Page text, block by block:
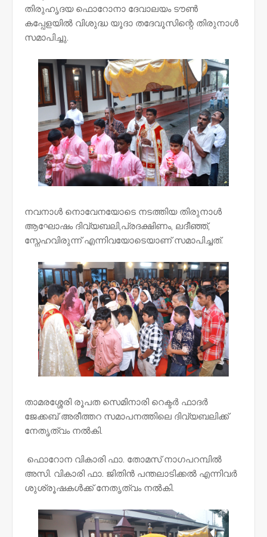
തിരുഹൃദയ ഫൊറോനാ ദേവാലയം ടൗൺ
കപ്പേളയിൽ വിശുദ്ധ യൂദാ തദേവൂസിന്റെ തിരുനാൾ
സമാപിച്ചു.
നവനാൾ നൊവേനയോടെ നടത്തിയ തിരുനാൾ
ആഘോഷം ദിവ്യബലി,പ്രദക്ഷിണം, ലദീഞ്ഞ്,
സ്നേഹവിരുന്ന് എന്നിവയോടെയാണ് സമാപിച്ചത്.
താമരശ്ശേരി രൂപത സെമിനാരി റെക്ടർ ഫാദർ
ജേക്കബ് അരീത്തറ സമാപനത്തിലെ ദിവ്യബലിക്ക്
നേതൃത്വം നൽകി.
ഫൊറോന വികാരി ഫാ. തോമസ് നാഗപറമ്പിൽ
അസി. വികാരി ഫാ. ജിതിൻ പന്തലാടിക്കൽ എന്നിവർ
ശുശ്രൂഷകൾക്ക് നേതൃത്വം നൽകി.